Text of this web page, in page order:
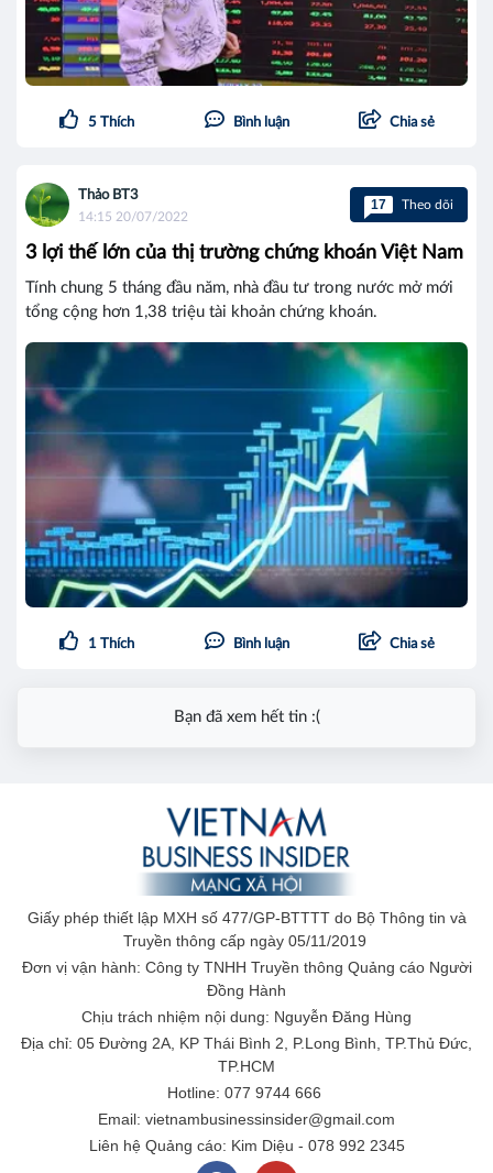
5 Thích Bình luận Chia sẻ
Thảo BT3
14:15 20/07/2022
17 Theo dõi
3 lợi thế lớn của thị trường chứng khoán Việt Nam
Tính chung 5 tháng đầu năm, nhà đầu tư trong nước mở mới
tổng cộng hơn 1,38 triệu tài khoản chứng khoán.
1 Thích Bình luận Chia sẻ
Bạn đã xem hết tin :(
Giấy phép thiết lập MXH số 477/GP-BTTTT do Bộ Thông tin và
Truyền thông cấp ngày 05/11/2019
Đơn vị vận hành: Công ty TNHH Truyền thông Quảng cáo Người
Đồng Hành
Chịu trách nhiệm nội dung: Nguyễn Đăng Hùng
Địa chỉ: 05 Đường 2A, KP Thái Bình 2, P.Long Bình, TP.Thủ Đức,
TP.HCM
Hotline: 077 9744 666
Email: vietnambusinessinsider@gmail.com
Liên hệ Quảng cáo: Kim Diệu - 078 992 2345